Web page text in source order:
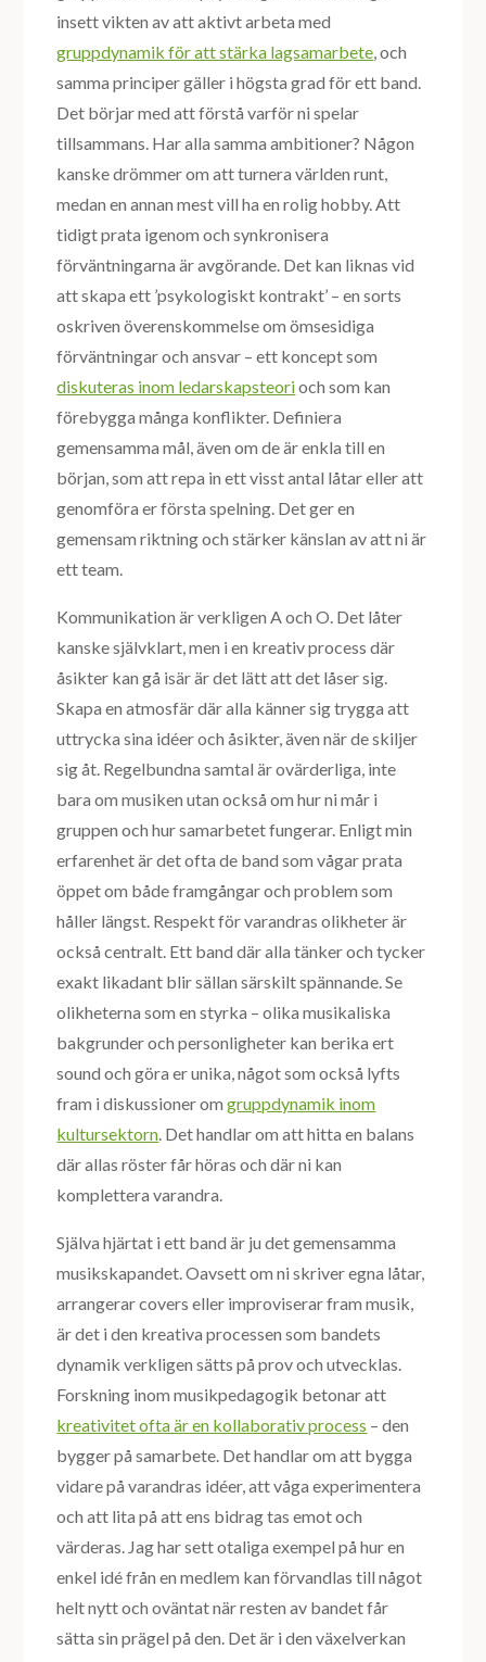
insett vikten av att aktivt arbeta med
gruppdynamik för att stärka lagsamarbete, och
samma principer gäller i högsta grad för ett band.
Det börjar med att förstå varför ni spelar
tillsammans. Har alla samma ambitioner? Någon
kanske drömmer om att turnera världen runt,
medan en annan mest vill ha en rolig hobby. Att
tidigt prata igenom och synkronisera
förväntningarna är avgörande. Det kan liknas vid
att skapa ett ’psykologiskt kontrakt’ – en sorts
oskriven överenskommelse om ömsesidiga
förväntningar och ansvar – ett koncept som
diskuteras inom ledarskapsteorioch som kan
förebygga många konflikter. Definiera
gemensamma mål, även om de är enkla till en
början, som att repa in ett visst antal låtar eller att
genomföra er första spelning. Det ger en
gemensam riktning och stärker känslan av att ni är
ett team.
Kommunikation är verkligen A och O. Det låter
kanske självklart, men i en kreativ process där
åsikter kan gå isär är det lätt att det låser sig.
Skapa en atmosfär där alla känner sig trygga att
uttrycka sina idéer och åsikter, även när de skiljer
sig åt. Regelbundna samtal är ovärderliga, inte
bara om musiken utan också om hur ni mår i
gruppen och hur samarbetet fungerar. Enligt min
erfarenhet är det ofta de band som vågar prata
öppet om både framgångar och problem som
håller längst. Respekt för varandras olikheter är
också centralt. Ett band där alla tänker och tycker
exakt likadant blir sällan särskilt spännande. Se
olikheterna som en styrka – olika musikaliska
bakgrunder och personligheter kan berika ert
sound och göra er unika, något som också lyfts
fram i diskussioner omgruppdynamik inom
kultursektorn. Det handlar om att hitta en balans
där allas röster får höras och där ni kan
komplettera varandra.
Själva hjärtat i ett band är ju det gemensamma
musikskapandet. Oavsett om ni skriver egna låtar,
arrangerar covers eller improviserar fram musik,
är det i den kreativa processen som bandets
dynamik verkligen sätts på prov och utvecklas.
Forskning inom musikpedagogik betonar att
kreativitet ofta är en kollaborativ process – den
bygger på samarbete. Det handlar om att bygga
vidare på varandras idéer, att våga experimentera
och att lita på att ens bidrag tas emot och
värderas. Jag har sett otaliga exempel på hur en
enkel idé från en medlem kan förvandlas till något
helt nytt och oväntat när resten av bandet får
sätta sin prägel på den. Det är i den växelverkan